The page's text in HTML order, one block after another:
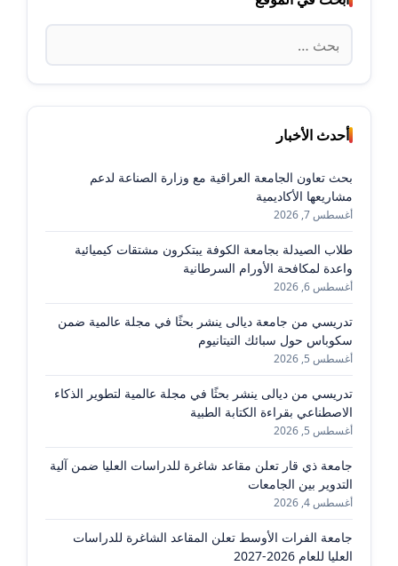
البحث
عن:
أحدث الأخبار
بحث تعاون الجامعة العراقية مع وزارة الصناعة لدعم
مشاريعها الأكاديمية
أغسطس 7, 2026
طلاب الصيدلة بجامعة الكوفة يبتكرون مشتقات كيميائية
واعدة لمكافحة الأورام السرطانية
أغسطس 6, 2026
تدريسي من جامعة ديالى ينشر بحثًا في مجلة عالمية ضمن
سكوباس حول سبائك التيتانيوم
أغسطس 5, 2026
تدريسي من ديالى ينشر بحثًا في مجلة عالمية لتطوير الذكاء
الاصطناعي بقراءة الكتابة الطبية
أغسطس 5, 2026
جامعة ذي قار تعلن مقاعد شاغرة للدراسات العليا ضمن آلية
التدوير بين الجامعات
أغسطس 4, 2026
جامعة الفرات الأوسط تعلن المقاعد الشاغرة للدراسات
العليا للعام 2026-2027